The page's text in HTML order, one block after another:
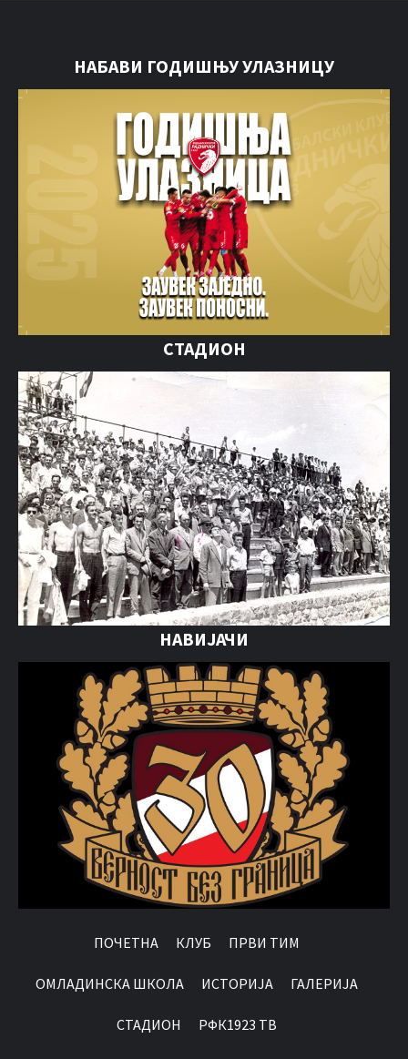
НАБАВИ ГОДИШЊУ УЛАЗНИЦУ
СТАДИОН
НАВИЈАЧИ
ПОЧЕТНА КЛУБ ПРВИ ТИМ
OМЛАДИНСКА ШКОЛА ИСТОРИЈА ГАЛЕРИЈА
СТАДИОН РФК1923 ТВ